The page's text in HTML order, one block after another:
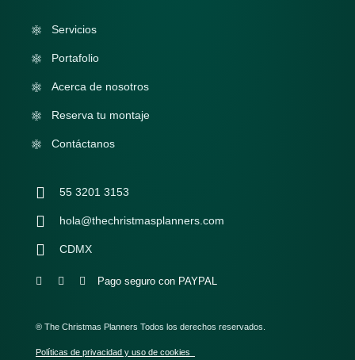
Servicios
Portafolio
Acerca de nosotros
Reserva tu montaje
Contáctanos
55 3201 3153
hola@thechristmasplanners.com
CDMX
Pago seguro con PAYPAL
® The Christmas Planners Todos los derechos reservados.
Políticas de privacidad y uso de cookies